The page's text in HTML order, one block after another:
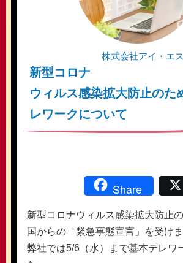
株式会社アイ・エ
新型コロナ
ウィルス感染拡大防止のた
レワークについて
Share
新型コロナウィルス感染拡大防止
国からの「緊急事態宣言」を受けま
弊社では5/6（水）まで基本テレワ